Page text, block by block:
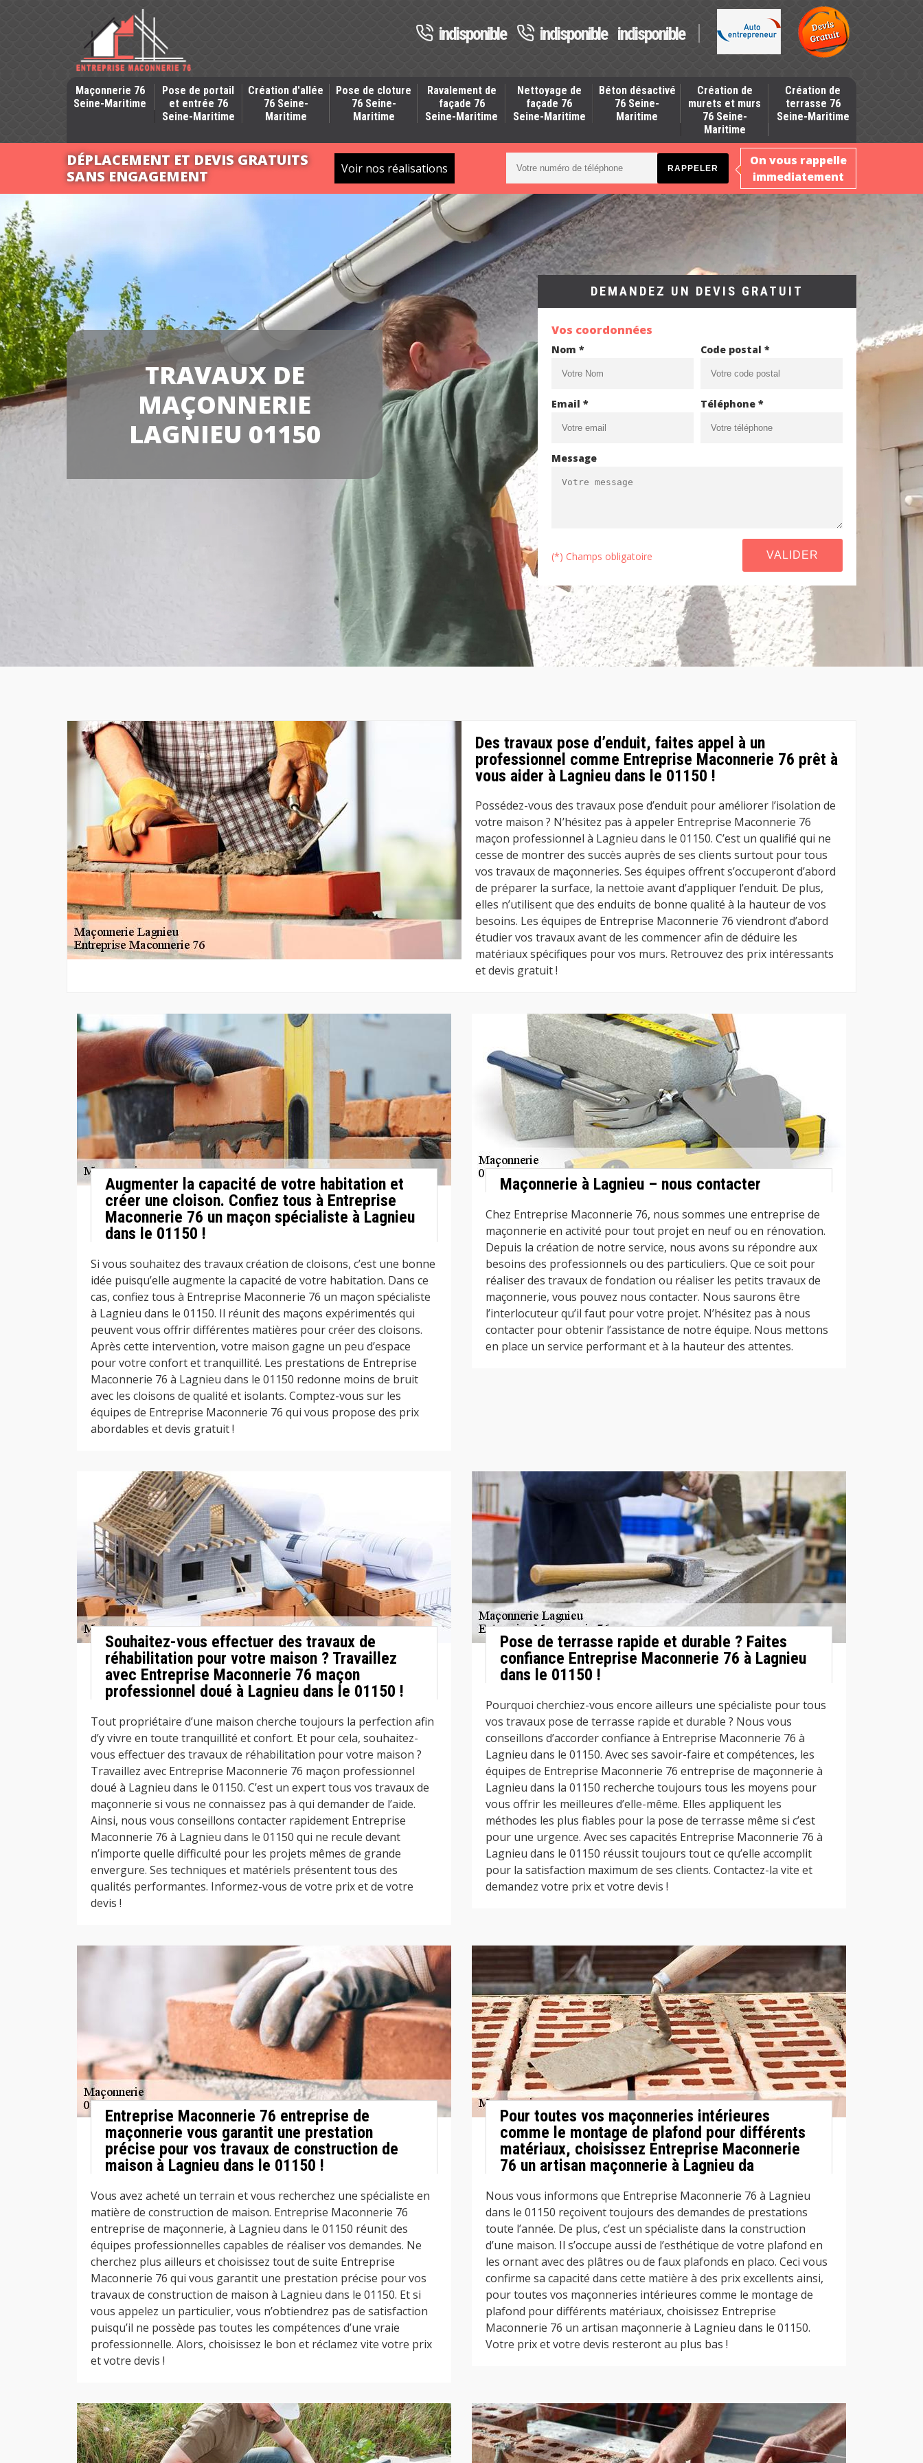
indisponible indisponible indisponible
Maçonnerie 76
Seine-Maritime
Pose de portail
et entrée 76
Seine-Maritime
Création d'allée
76 Seine-
Maritime
Pose de cloture
76 Seine-
Maritime
Ravalement de
façade 76
Seine-Maritime
Nettoyage de
façade 76
Seine-Maritime
Béton désactivé
76 Seine-
Maritime
Création de
murets et murs
76 Seine-
Maritime
Création de
terrasse 76
Seine-Maritime
DÉPLACEMENT ET DEVIS GRATUITS
SANS ENGAGEMENT
Voir nos réalisations
On vous rappelle
immediatement
TRAVAUX DE
MAÇONNERIE
LAGNIEU 01150
DEMANDEZ UN DEVIS GRATUIT
Vos coordonnées
Nom * Code postal *
Email * Téléphone *
Message
(*) Champs obligatoire
Des travaux pose d’enduit, faites appel à un
professionnel comme Entreprise Maconnerie 76 prêt à
vous aider à Lagnieu dans le 01150 !
Possédez-vous des travaux pose d’enduit pour améliorer l’isolation de
votre maison ? N’hésitez pas à appeler Entreprise Maconnerie 76
maçon professionnel à Lagnieu dans le 01150. C’est un qualifié qui ne
cesse de montrer des succès auprès de ses clients surtout pour tous
vos travaux de maçonneries. Ses équipes offrent s’occuperont d’abord
de préparer la surface, la nettoie avant d’appliquer l’enduit. De plus,
elles n’utilisent que des enduits de bonne qualité à la hauteur de vos
besoins. Les équipes de Entreprise Maconnerie 76 viendront d’abord
étudier vos travaux avant de les commencer afin de déduire les
matériaux spécifiques pour vos murs. Retrouvez des prix intéressants
et devis gratuit !
Augmenter la capacité de votre habitation et
créer une cloison. Confiez tous à Entreprise
Maconnerie 76 un maçon spécialiste à Lagnieu
dans le 01150 !
Si vous souhaitez des travaux création de cloisons, c’est une bonne
idée puisqu’elle augmente la capacité de votre habitation. Dans ce
cas, confiez tous à Entreprise Maconnerie 76 un maçon spécialiste
à Lagnieu dans le 01150. Il réunit des maçons expérimentés qui
peuvent vous offrir différentes matières pour créer des cloisons.
Après cette intervention, votre maison gagne un peu d’espace
pour votre confort et tranquillité. Les prestations de Entreprise
Maconnerie 76 à Lagnieu dans le 01150 redonne moins de bruit
avec les cloisons de qualité et isolants. Comptez-vous sur les
équipes de Entreprise Maconnerie 76 qui vous propose des prix
abordables et devis gratuit !
Maçonnerie à Lagnieu – nous contacter
Chez Entreprise Maconnerie 76, nous sommes une entreprise de
maçonnerie en activité pour tout projet en neuf ou en rénovation.
Depuis la création de notre service, nous avons su répondre aux
besoins des professionnels ou des particuliers. Que ce soit pour
réaliser des travaux de fondation ou réaliser les petits travaux de
maçonnerie, vous pouvez nous contacter. Nous saurons être
l’interlocuteur qu’il faut pour votre projet. N’hésitez pas à nous
contacter pour obtenir l’assistance de notre équipe. Nous mettons
en place un service performant et à la hauteur des attentes.
Souhaitez-vous effectuer des travaux de
réhabilitation pour votre maison ? Travaillez
avec Entreprise Maconnerie 76 maçon
professionnel doué à Lagnieu dans le 01150 !
Tout propriétaire d’une maison cherche toujours la perfection afin
d’y vivre en toute tranquillité et confort. Et pour cela, souhaitez-
vous effectuer des travaux de réhabilitation pour votre maison ?
Travaillez avec Entreprise Maconnerie 76 maçon professionnel
doué à Lagnieu dans le 01150. C’est un expert tous vos travaux de
maçonnerie si vous ne connaissez pas à qui demander de l’aide.
Ainsi, nous vous conseillons contacter rapidement Entreprise
Maconnerie 76 à Lagnieu dans le 01150 qui ne recule devant
n’importe quelle difficulté pour les projets mêmes de grande
envergure. Ses techniques et matériels présentent tous des
qualités performantes. Informez-vous de votre prix et de votre
devis !
Pose de terrasse rapide et durable ? Faites
confiance Entreprise Maconnerie 76 à Lagnieu
dans le 01150 !
Pourquoi cherchiez-vous encore ailleurs une spécialiste pour tous
vos travaux pose de terrasse rapide et durable ? Nous vous
conseillons d’accorder confiance à Entreprise Maconnerie 76 à
Lagnieu dans le 01150. Avec ses savoir-faire et compétences, les
équipes de Entreprise Maconnerie 76 entreprise de maçonnerie à
Lagnieu dans la 01150 recherche toujours tous les moyens pour
vous offrir les meilleures d’elle-même. Elles appliquent les
méthodes les plus fiables pour la pose de terrasse même si c’est
pour une urgence. Avec ses capacités Entreprise Maconnerie 76 à
Lagnieu dans le 01150 réussit toujours tout ce qu’elle accomplit
pour la satisfaction maximum de ses clients. Contactez-la vite et
demandez votre prix et votre devis !
Entreprise Maconnerie 76 entreprise de
maçonnerie vous garantit une prestation
précise pour vos travaux de construction de
maison à Lagnieu dans le 01150 !
Vous avez acheté un terrain et vous recherchez une spécialiste en
matière de construction de maison. Entreprise Maconnerie 76
entreprise de maçonnerie, à Lagnieu dans le 01150 réunit des
équipes professionnelles capables de réaliser vos demandes. Ne
cherchez plus ailleurs et choisissez tout de suite Entreprise
Maconnerie 76 qui vous garantit une prestation précise pour vos
travaux de construction de maison à Lagnieu dans le 01150. Et si
vous appelez un particulier, vous n’obtiendrez pas de satisfaction
puisqu’il ne possède pas toutes les compétences d’une vraie
professionnelle. Alors, choisissez le bon et réclamez vite votre prix
et votre devis !
Pour toutes vos maçonneries intérieures
comme le montage de plafond pour différents
matériaux, choisissez Entreprise Maconnerie
76 un artisan maçonnerie à Lagnieu da
Nous vous informons que Entreprise Maconnerie 76 à Lagnieu
dans le 01150 reçoivent toujours des demandes de prestations
toute l’année. De plus, c’est un spécialiste dans la construction
d’une maison. Il s’occupe aussi de l’esthétique de votre plafond en
les ornant avec des plâtres ou de faux plafonds en placo. Ceci vous
confirme sa capacité dans cette matière à des prix excellents ainsi,
pour toutes vos maçonneries intérieures comme le montage de
plafond pour différents matériaux, choisissez Entreprise
Maconnerie 76 un artisan maçonnerie à Lagnieu dans le 01150.
Votre prix et votre devis resteront au plus bas !